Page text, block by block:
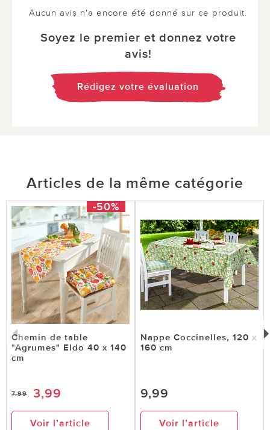
Aucun avis n'a encore été donné sur ce produit.
Soyez le premier et donnez votre
avis!
Rédigez votre évaluation
Articles de la même catégorie
-50%
Chemin de table
"Agrumes" Eldo 40 x 140
cm
7,99 3,99
Voir l’article
Nappe Coccinelles, 120 x
160 cm
9,99
Voir l’article